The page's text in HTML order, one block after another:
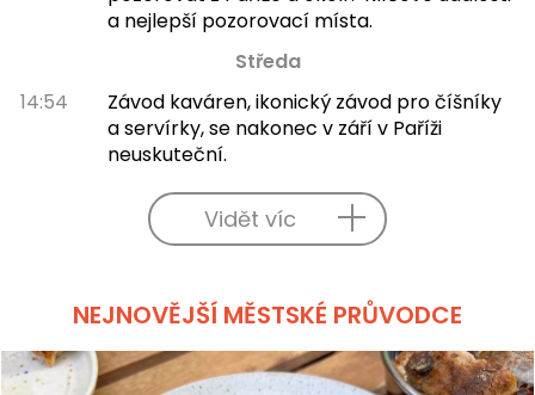
a nejlepší pozorovací místa.
Středa
14:54
Závod kaváren, ikonický závod pro číšníky
a servírky, se nakonec v září v Paříži
neuskuteční.
Vidět víc
NEJNOVĚJŠÍ MĚSTSKÉ PRŮVODCE